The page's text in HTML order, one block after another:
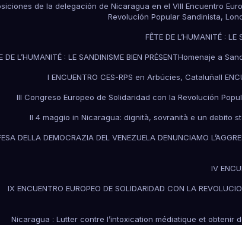
de la delegación de Nicaragua en el VIII Encuentro
Revolución Popular Sandinista,
FÊTE DE L’HUMANITÉ : LE
DE L’HUMANITÉ : LE SANDINISME BIEN PRÉSENTHomenaje a
I ENCUENTRO CES-RPS en Arbúcies, CataluñaII
III Congreso Europeo de Solidaridad con la Revolución
Il 4 maggio in Nicaragua: dignità, sovranità e un debito
DELLA DEMOCRAZIA DEL VENEZUELA DENUNCIAMO
IV
IX ENCUENTRO EUROPEO DE SOLIDARIDAD CON LA
Nicaragua : Lutter contre l’intoxication médiatique et obtenir